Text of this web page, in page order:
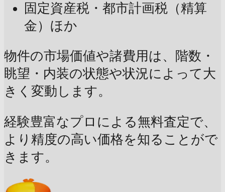
固定資産税・都市計画税（精算
金）ほか
物件の市場価値や諸費用は、階数・
眺望・内装の状態や状況によって大
きく変動します。
経験豊富なプロによる無料査定で、
より精度の高い価格を知ることがで
きます。